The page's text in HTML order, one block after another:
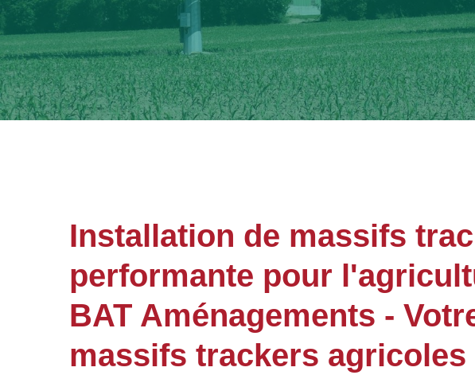
Installation de massifs
performante pour
BAT Aménagements -
massifs trackers agricoles